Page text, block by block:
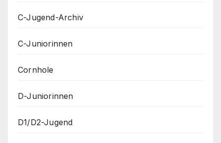
C-Jugend-Archiv
C-Juniorinnen
Cornhole
D-Juniorinnen
D1/D2-Jugend